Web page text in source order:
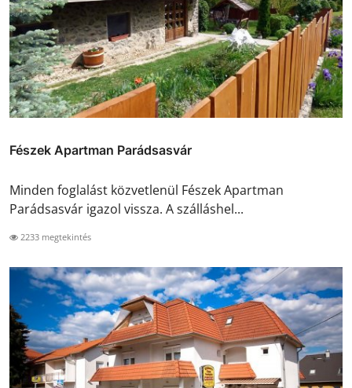
Fészek Apartman Parádsasvár
Minden foglalást közvetlenül Fészek Apartman
Parádsasvár igazol vissza. A szálláshel...
2233 megtekintés